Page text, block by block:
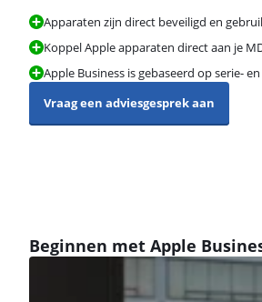
Apparaten zijn direct beveiligd en
Koppel Apple apparaten direct aan je
Apple Business is gebaseerd op serie-
Vraag een adviesgesprek aan
Beginnen met Apple